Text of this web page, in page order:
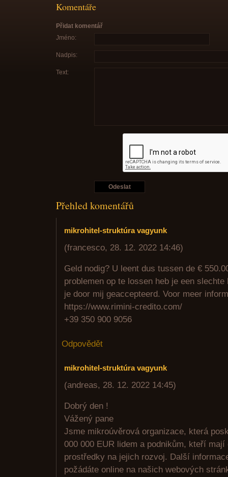
Komentáře
Přidat komentář
Jméno:
Nadpis:
Text:
Přehled komentářů
mikrohitel-struktúra vagyunk
(francesco, 28. 12. 2022 14:46)
Geld nodig? U leent dus tussen de €
problemen op te lossen heb je een
je door mij geaccepteerd. Voor meer
https://www.rimini-credito.com/
+39 350 900 9056
Odpovědět
mikrohitel-struktúra vagyunk
(andreas, 28. 12. 2022 14:45)
Dobrý den !
Vážený pane
Jsme mikroúvěrová organizace, která
000 000 EUR lidem a podnikům, kteří
prostředky na jejich rozvoj. Další
požádáte online na našich webových